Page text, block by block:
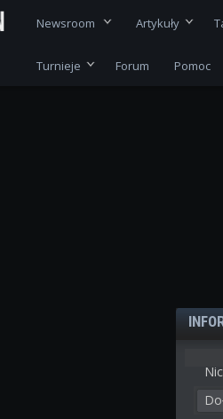
Newsroom Artykuły
Turnieje Forum Pomoc